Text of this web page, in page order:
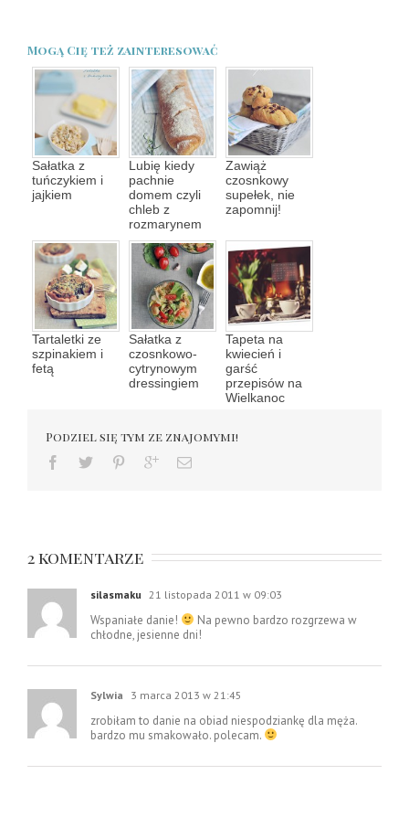
Mogą Cię też zainteresować
Sałatka z
tuńczykiem i
jajkiem
Lubię kiedy
pachnie
domem czyli
chleb z
rozmarynem
Zawiąż
czosnkowy
supełek, nie
zapomnij!
Tartaletki ze
szpinakiem i
fetą
Sałatka z
czosnkowo-
cytrynowym
dressingiem
Tapeta na
kwiecień i
garść
przepisów na
Wielkanoc
Podziel się tym ze znajomymi!
2 komentarze
silasmaku 21 listopada 2011 w 09:03
Wspaniałe danie!
Na pewno bardzo rozgrzewa w
chłodne, jesienne dni!
Sylwia 3 marca 2013 w 21:45
zrobiłam to danie na obiad niespodziankę dla męża.
bardzo mu smakowało. polecam.